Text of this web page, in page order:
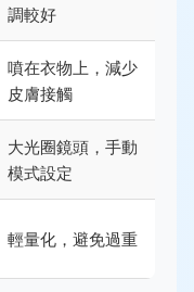
調較好
噴在衣物上，減少
皮膚接觸
大光圈鏡頭，手動
模式設定
輕量化，避免過重